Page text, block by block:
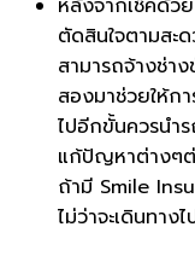
หลังจากเช็คด้ว
ตัดสินใจตามสะ
สามารถจ้างช่า
สองมาช่วยให้ก
ไปอีกขั้นควรนำ
แก้ปัญหาต่างๆต่
ถ้ามี Smile
ไม่ว่าจะเดินทาง